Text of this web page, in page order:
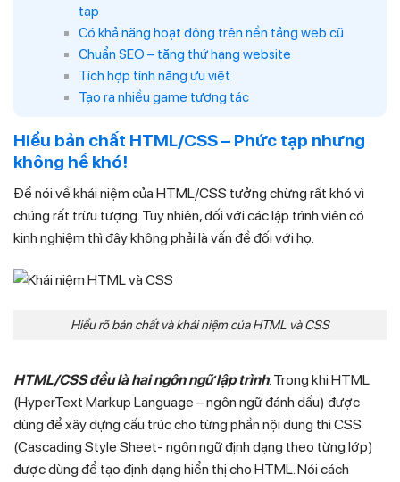
tạp
Có khả năng hoạt động trên nền tảng web cũ
Chuẩn SEO – tăng thứ hạng website
Tích hợp tính năng ưu việt
Tạo ra nhiều game tương tác
Hiểu bản chất HTML/CSS – Phức tạp nhưng
không hề khó!
Để nói về khái niệm của HTML/CSS tưởng chừng rất khó vì
chúng rất trừu tượng. Tuy nhiên, đối với các lập trình viên có
kinh nghiệm thì đây không phải là vấn đề đối với họ.
Hiểu rõ bản chất và khái niệm của HTML và CSS
HTML/CSS đều là hai ngôn ngữ lập trình. Trong khi HTML
(HyperText Markup Language – ngôn ngữ đánh dấu) được
dùng để xây dựng cấu trúc cho từng phần nội dung thì CSS
(Cascading Style Sheet- ngôn ngữ định dạng theo từng lớp)
được dùng để tạo định dạng hiển thị cho HTML. Nói cách